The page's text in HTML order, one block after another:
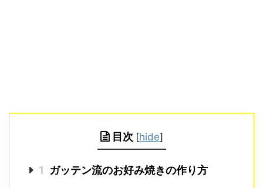
目次 [hide]
1 ガッテン流のお好み焼きの作り方